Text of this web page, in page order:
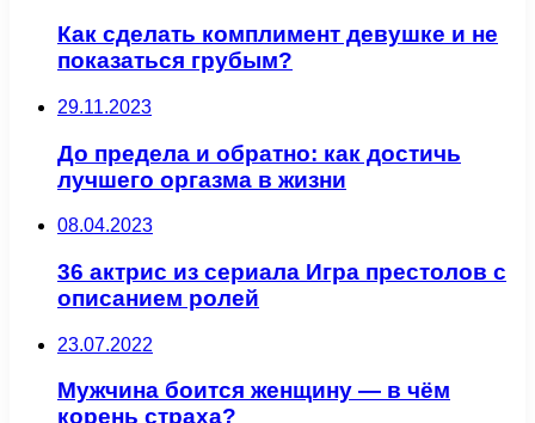
Как сделать комплимент девушке и не
показаться грубым?
29.11.2023
До предела и обратно: как достичь
лучшего оргазма в жизни
08.04.2023
36 актрис из сериала Игра престолов с
описанием ролей
23.07.2022
Мужчина боится женщину — в чём
корень страха?